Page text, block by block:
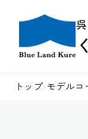
トップ›モデルコ